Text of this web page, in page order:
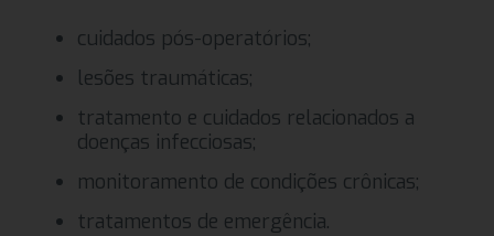
cuidados pós-operatórios;
lesões traumáticas;
tratamento e cuidados relacionados a
doenças infecciosas;
monitoramento de condições crônicas;
tratamentos de emergência.